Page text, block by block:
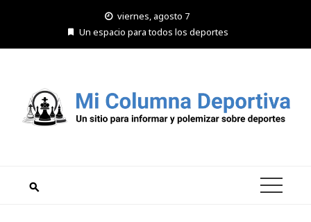
viernes, agosto 7
Un espacio para todos los deportes